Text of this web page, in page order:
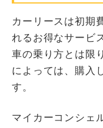
カーリースは初期
れるお得なサービ
車の乗り方とは限
によっては、購入
す。
マイカーコンシェ